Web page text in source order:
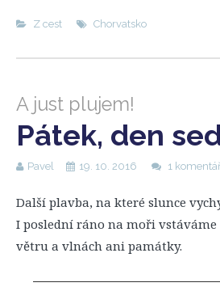
Z cest Chorvatsko
A just plujem!
Pátek, den
Pavel 19. 10. 2016 1
Další plavba, na které slunce
I poslední ráno na moři vstáváme
větru a vlnách ani památky.